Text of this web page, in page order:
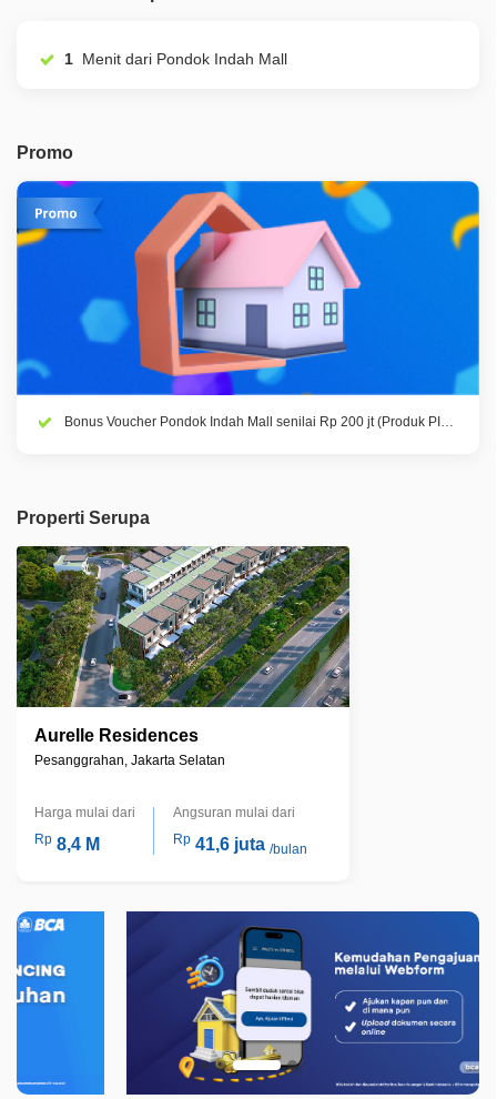
1 Menit dari Pondok Indah Mall
Promo
Bonus Voucher Pondok Indah Mall senilai Rp 200 jt (Produk PIR,
Properti Serupa
Aurelle Residences
Pesanggrahan, Jakarta Selatan
Harga mulai dari
Rp 8,4 M
Angsuran mulai dari
Rp 41,6 juta /bulan